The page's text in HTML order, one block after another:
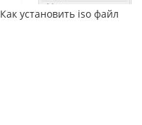
Как установить iso файл